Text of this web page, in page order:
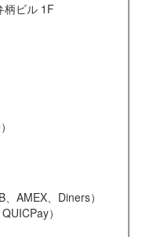
柄ビル 1F
AMEX、Diners）
）